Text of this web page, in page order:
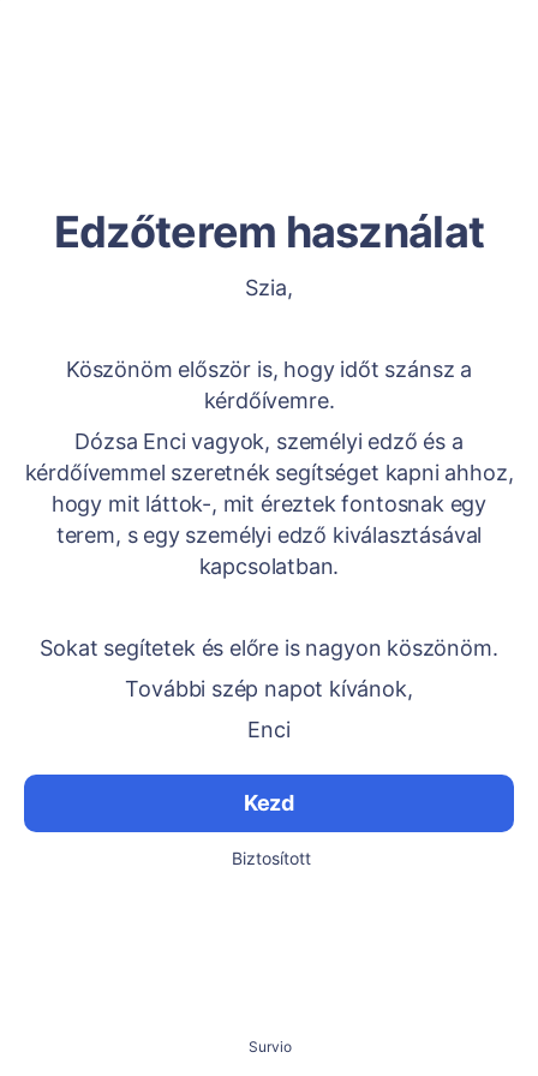
Edzőterem használat
Szia,
Köszönöm először is, hogy időt szánsz a
kérdőívemre.
Dózsa Enci vagyok, személyi edző és a
kérdőívemmel szeretnék segítséget kapni ahhoz,
hogy mit láttok-, mit éreztek fontosnak egy
terem, s egy személyi edző kiválasztásával
kapcsolatban.
Sokat segítetek és előre is nagyon köszönöm.
További szép napot kívánok,
Enci
Kezd
Biztosított
Survio